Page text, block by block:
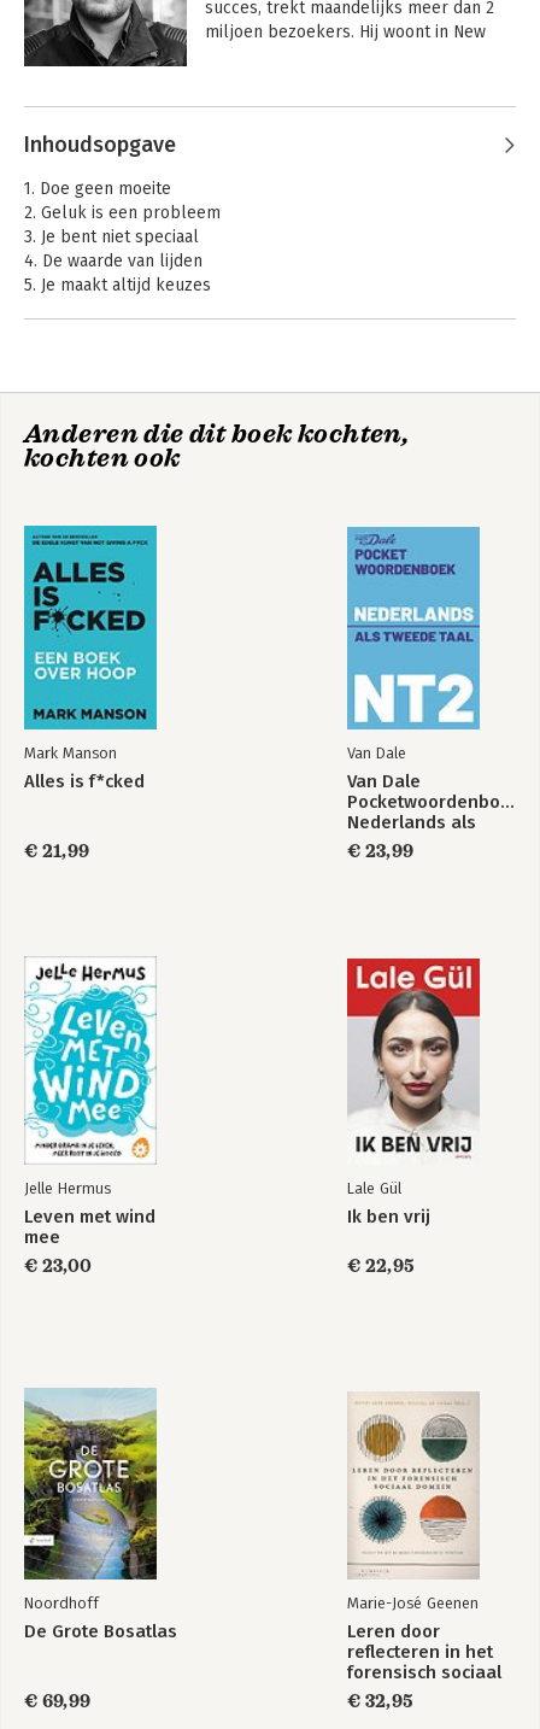
succes, trekt maandelijks meer dan 2
miljoen bezoekers. Hij woont in New
Andere boeken door Mark Manson
Not Giving a Fuck
not giving a f*ck
Alles is f*cked
Inhoudsopgave
1. Doe geen moeite
2. Geluk is een probleem
3. Je bent niet speciaal
4. De waarde van lijden
5. Je maakt altijd keuzes
Dankwoord
Anderen die dit boek kochten,
kochten ook
Mark Manson
Alles is f*cked
€ 21,99
Van Dale
Van Dale
Pocketwoordenboek
Nederlands als
tweede taal (NT2)
€ 23,99
Jelle Hermus
Leven met wind
mee
€ 23,00
Lale Gül
Ik ben vrij
€ 22,95
Noordhoff
De Grote Bosatlas
€ 69,99
Marie-José Geenen
Leren door
reflecteren in het
forensisch sociaal
domein
€ 32,95